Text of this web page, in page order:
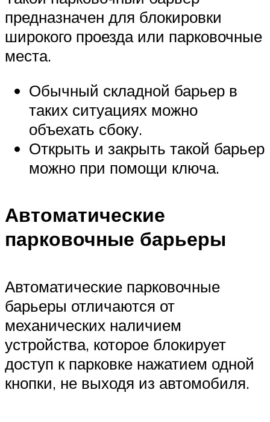
предназначен для блокировки
широкого проезда или парковочные
места.
Обычный складной барьер в
таких ситуациях можно
объехать сбоку.
Открыть и закрыть такой барьер
можно при помощи ключа.
Автоматические
парковочные барьеры
Автоматические парковочные
барьеры отличаются от
механических наличием
устройства, которое блокирует
доступ к парковке нажатием одной
кнопки, не выходя из автомобиля.